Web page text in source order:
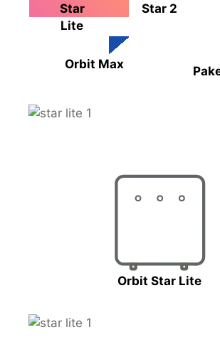
Star
Lite
Star 2
Orbit Max
Orbit Star Lite